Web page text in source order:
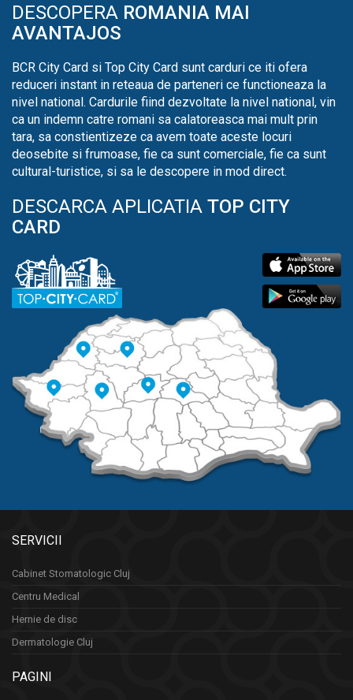
DESCOPERA ROMANIA MAI
AVANTAJOS
BCR City Card si Top City Card sunt carduri ce iti ofera
reduceri instant in reteaua de parteneri ce functioneaza la
nivel national. Cardurile fiind dezvoltate la nivel national, vin
ca un indemn catre romani sa calatoreasca mai mult prin
tara, sa constientizeze ca avem toate aceste locuri
deosebite si frumoase, fie ca sunt comerciale, fie ca sunt
cultural-turistice, si sa le descopere in mod direct.
DESCARCA APLICATIA TOP CITY
CARD
SERVICII
Cabinet Stomatologic Cluj
Centru Medical
Hernie de disc
Dermatologie Cluj
PAGINI